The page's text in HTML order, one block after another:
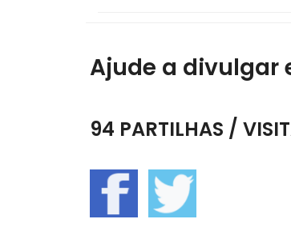
Ajude a divulgar
94 PARTILHAS /